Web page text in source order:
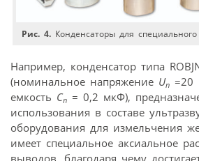
Рис. 4. Конденсаторы для
Например, конденсатор типа
(номинальное напряжение Un =20
емкость Cn = 0,2 мкФ),
использования в составе
оборудования для измельчения
имеет специальное аксиальное